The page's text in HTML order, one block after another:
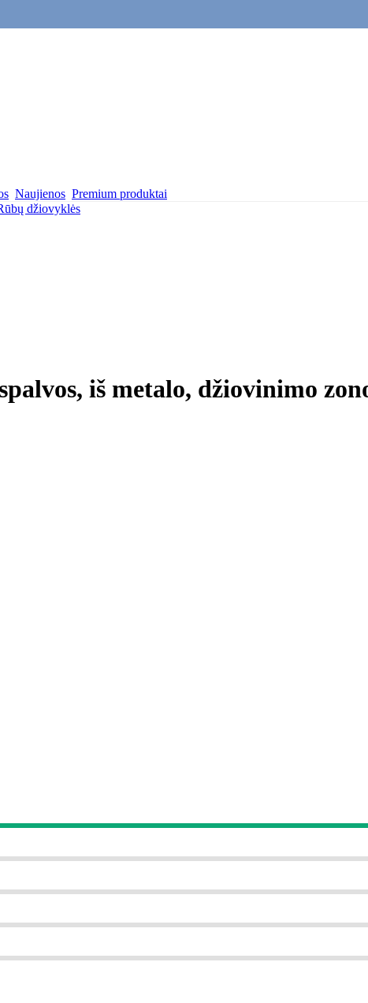
Naujienos Premium produktai
džiovyklės
iš metalo, džiovinimo